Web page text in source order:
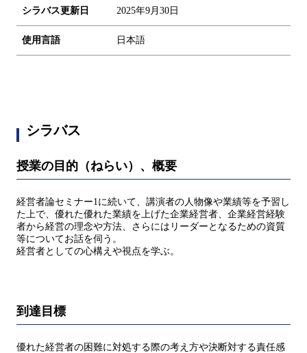
シラバス更新日 2025年9月30日
使用言語 日本語
シラバス
授業の目的（ねらい）、概要
経営者論セミナー1に続いて、講演者の人物像や業績等を予習し
た上で、優れた優れた業績を上げた企業経営者、企業経営経験
者から経営の理念や方法、さらにはリーダーとなるための資質
等についてお話を伺う。
経営者としての心構えや視点を学ぶ。
到達目標
優れた経営者の困難に対処する際の考え方や決断対する責任感